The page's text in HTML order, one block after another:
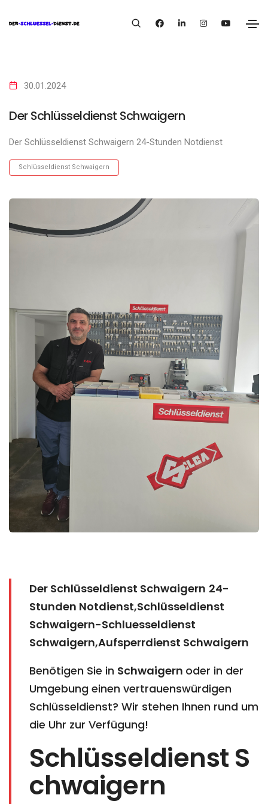
30.01.2024
Der Schlüsseldienst Schwaigern
Der Schlüsseldienst Schwaigern 24-Stunden Notdienst
Schlüsseldienst Schwaigern
Der Schlüsseldienst Schwaigern 24-
Stunden Notdienst,Schlüsseldienst
Schwaigern-Schluesseldienst
Schwaigern,Aufsperrdienst Schwaigern
Benötigen Sie in Schwaigern oder in der
Umgebung einen vertrauenswürdigen
Schlüsseldienst? Wir stehen Ihnen rund um
die Uhr zur Verfügung!
Schlüsseldienst S
chwaigern